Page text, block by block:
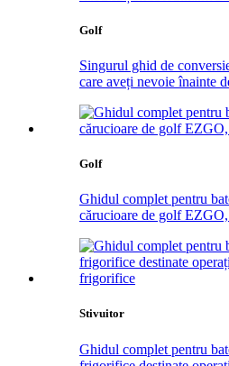
Golf
Singurul ghid de
care aveți nevoie înainte
Golf
Ghidul complet pentru
cărucioare de golf
Stivuitor
Ghidul complet pentru